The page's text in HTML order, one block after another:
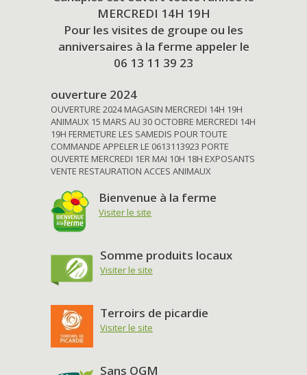
MERCREDI 14H 19H
Pour les visites de groupe ou les
anniversaires à la ferme appeler le
06 13 11 39 23
ouverture 2024
OUVERTURE 2024 MAGASIN MERCREDI 14H 19H
ANIMAUX 15 MARS AU 30 OCTOBRE MERCREDI 14H
19H FERMETURE LES SAMEDIS POUR TOUTE
COMMANDE APPELER LE 0613113923 PORTE
OUVERTE MERCREDI 1ER MAI 10H 18H EXPOSANTS
VENTE RESTAURATION ACCES ANIMAUX
Bienvenue à la ferme
Visiter le site
Somme produits locaux
Visiter le site
Terroirs de picardie
Visiter le site
Sans OGM